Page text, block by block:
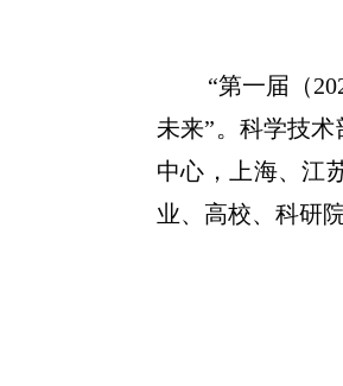
“第一届（
未来”。科学技
中心，上海、江
业、高校、科研